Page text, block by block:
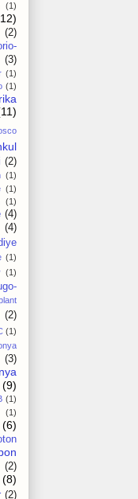
(1)
(2)
(3)
(1)
(1)
(2)
(1)
(1)
(1)
(4)
(4)
(1)
(1)
(2)
(1)
(3)
(9)
(1)
(1)
(6)
(2)
(8)
(2)